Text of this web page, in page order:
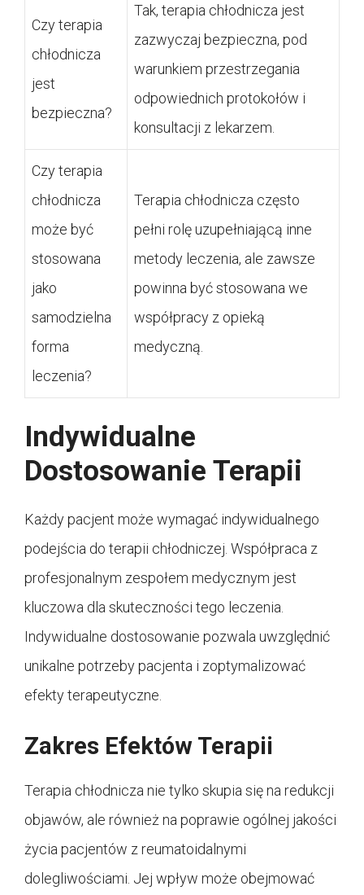
Czy terapia
chłodnicza
jest
bezpieczna?
Tak, terapia chłodnicza jest
zazwyczaj bezpieczna, pod
warunkiem przestrzegania
odpowiednich protokołów i
konsultacji z lekarzem.
Czy terapia
chłodnicza
może być
stosowana
jako
samodzielna
forma
leczenia?
Terapia chłodnicza często
pełni rolę uzupełniającą inne
metody leczenia, ale zawsze
powinna być stosowana we
współpracy z opieką
medyczną.
Indywidualne
Dostosowanie Terapii
Każdy pacjent może wymagać indywidualnego
podejścia do terapii chłodniczej. Współpraca z
profesjonalnym zespołem medycznym jest
kluczowa dla skuteczności tego leczenia.
Indywidualne dostosowanie pozwala uwzględnić
unikalne potrzeby pacjenta i zoptymalizować
efekty terapeutyczne.
Zakres Efektów Terapii
Terapia chłodnicza nie tylko skupia się na redukcji
objawów, ale również na poprawie ogólnej jakości
życia pacjentów z reumatoidalnymi
dolegliwościami. Jej wpływ może obejmować